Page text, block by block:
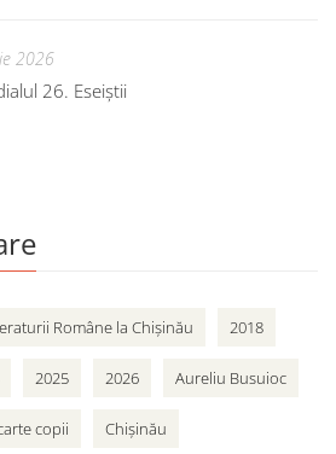
2026
26. Eseiștii
Române la Chișinău 2018
2025 2026 Aureliu Busuioc
copii Chișinău